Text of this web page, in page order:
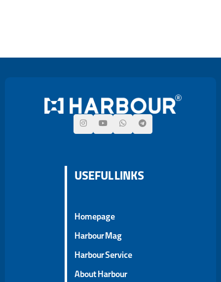
USEFUL LINKS
Homepage
Harbour Mag
Harbour Service
About Harbour